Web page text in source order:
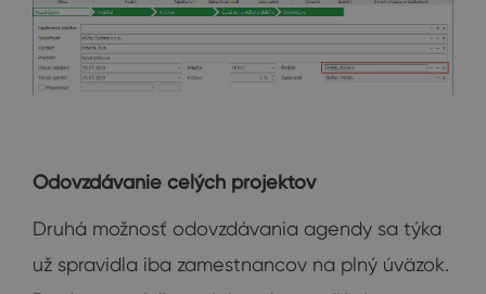
Odovzdávanie celých projektov
Druhá možnosť odovzdávania agendy sa týka
už spravidla iba zamestnancov na plný úväzok.